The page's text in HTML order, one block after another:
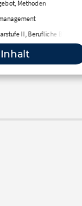
so aussehen
wird
zu einem Thema
über einen
In den
Methoden
II, Berufliche Bildung